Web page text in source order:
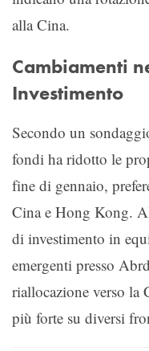
alla Cina.
Cambiamenti
Investimento
Secondo un
fondi ha ridotto le
fine di gennaio,
Cina e Hong Kong.
di investimento in
emergenti presso
riallocazione verso la
più forte su diversi